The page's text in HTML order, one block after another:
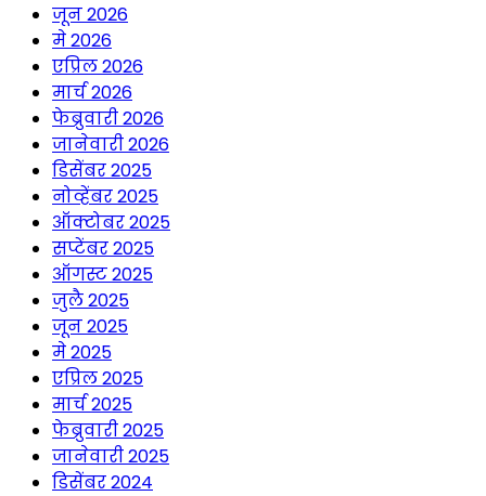
जून 2026
मे 2026
एप्रिल 2026
मार्च 2026
फेब्रुवारी 2026
जानेवारी 2026
डिसेंबर 2025
नोव्हेंबर 2025
ऑक्टोबर 2025
सप्टेंबर 2025
ऑगस्ट 2025
जुलै 2025
जून 2025
मे 2025
एप्रिल 2025
मार्च 2025
फेब्रुवारी 2025
जानेवारी 2025
डिसेंबर 2024